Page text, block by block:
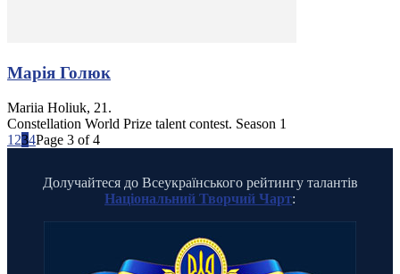
Марія Голюк
Mariia Holiuk, 21.
Constellation World Prize talent contest. Season 1
1 234Page 3 of 4
Долучайтеся до Всеукраїнського рейтингу талантів
Національний Творчий Чарт: